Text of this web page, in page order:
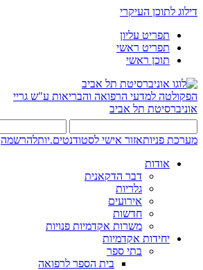
דילוג לתוכן העיקרי
תפריט עליון
תפריט ראשי
תוכן ראשי
הפקולטה למדעי הרפואה והבריאות ע"ש גריי
אוניברסיטת תל אביב
מערכת פניותאזור אישי לסטודנטים.יותלהרשמה
אודות
דבר הדקאנית
גלריות
אירועים
חדשות
משרות אקדמיות פנויות
יחידות אקדמיות
בתי ספר
בית הספר לרפואה